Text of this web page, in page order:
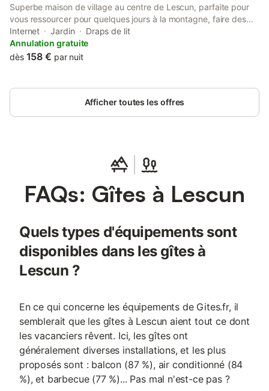
Superbe maison de village au centre de Lescun, parfaite pour
vous ressourcer pour quelques jours à la montagne, faire des
randonnées & découvrir le Béarn. Vous aurez accès à une vue
panoramique imprenable sur le Cirque de Lescun. N'hésitez pas
à me contacter pour vous aider dans l'organisation de votre
Internet Jardin
Draps de lit
Annulation gratuite
dès 158 € par nuit
Afficher toutes les offres
FAQs: Gîtes à Lescun
Quels types d'équipements sont
disponibles dans les gîtes à
Lescun ?
En ce qui concerne les équipements de Gites.fr, il
semblerait que les gîtes à Lescun aient tout ce dont
les vacanciers rêvent. Ici, les gîtes ont
généralement diverses installations, et les plus
proposés sont : balcon (87 %), air conditionné (84
%), et barbecue (77 %)... Pas mal n'est-ce pas ?